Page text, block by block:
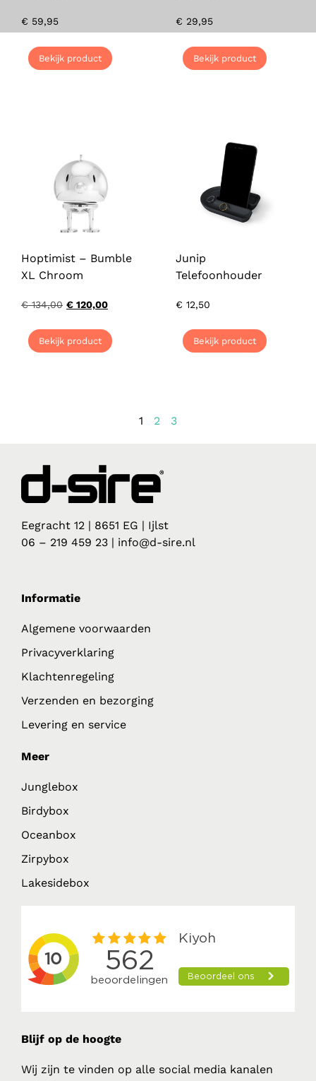
€ 59,95
Bekijk product
€ 29,95
Bekijk product
Hoptimist – Bumble
XL Chroom
€134,00 € 120,00
Bekijk product
Junip
Telefoonhouder
€ 12,50
Bekijk product
1 2 3
Eegracht 12 | 8651 EG | Ijlst
06 – 219 459 23 | info@d-sire.nl
Informatie
Algemene voorwaarden
Privacyverklaring
Klachtenregeling
Verzenden en bezorging
Levering en service
Meer
Junglebox
Birdybox
Oceanbox
Zirpybox
Lakesidebox
Blijf op de hoogte
Wij zijn te vinden op alle social media kanalen